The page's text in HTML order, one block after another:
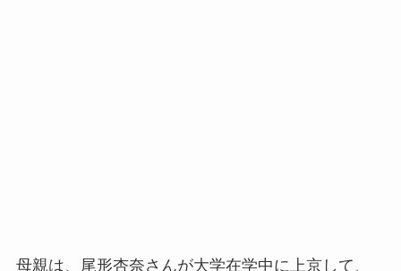
母親は、尾形杏奈さんが大学在学中に上京して、